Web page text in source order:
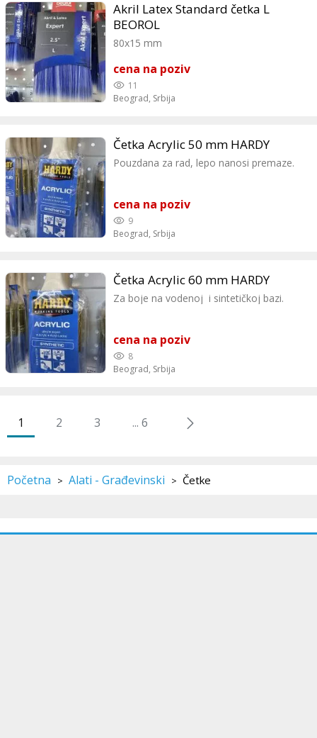
Akril Latex Standard četka L
BEOROL
80x15 mm
cena na poziv
11
Beograd, Srbija
Četka Acrylic 50 mm HARDY
Pouzdana za rad, lepo nanosi premaze.
cena na poziv
9
Beograd, Srbija
Četka Acrylic 60 mm HARDY
Za boje na vodenoj i sintetičkoj bazi.
cena na poziv
8
Beograd, Srbija
1 2 3 ... 6
Početna > Alati - Građevinski > Četke